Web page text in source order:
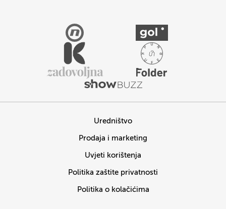
Uredništvo
Prodaja i marketing
Uvjeti korištenja
Politika zaštite privatnosti
Politika o kolačićima